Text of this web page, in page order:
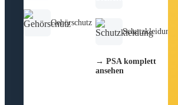
Gehörschutz
Schutzkleidung
→ PSA komplett
ansehen